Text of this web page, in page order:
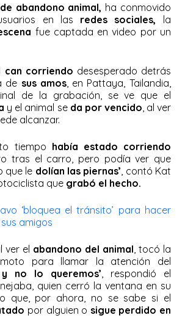
abandono animal, ha conmovido
en las redes sociales, la
fue captada en video por un
can corriendo desesperado detrás
de sus amos, en Pattaya, Tailandia,
de la grabación, se ve que el
y el animal se da por vencido , al ver
alcanzar.
tiempo había estado corriendo
tras el carro, pero podía ver que
que le dolían las piernas’ , contó Kat
que grabó el hecho.
‘bloquea el tránsito’ para hacer
amigos
ver el abandono del animal , tocó la
para llamar la atención del
y no lo queremos’ , respondió el
quien cerró la ventana en su
que, por ahora, no se sabe si el
por alguien o sigue perdido en